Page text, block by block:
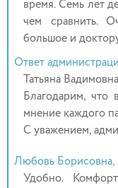
время. Семь лет
чем сравнить.
большое и
Ответ
Татьяна
Благодарим,
мнение каждого
С уважением,
Любовь Борисовна,
Удобно.